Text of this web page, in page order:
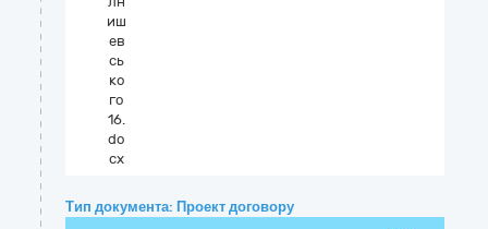
иш
ев
сь
ко
го
16.
do
cx
Тип документа: Проект договору